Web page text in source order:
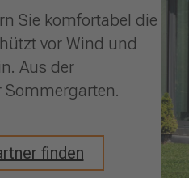
Sie komfortabel die
vor Wind und
Aus der
finden